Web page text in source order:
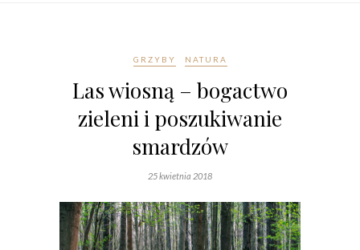
GRZYBY NATURA
Las wiosną – bogactwo
zieleni i poszukiwanie
smardzów
25 kwietnia 2018